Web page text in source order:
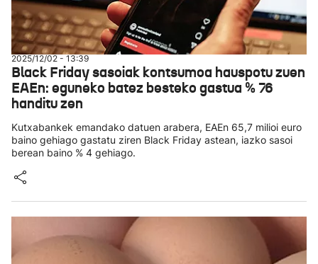
2025/12/02 - 13:39
Black Friday sasoiak kontsumoa hauspotu zuen
EAEn: eguneko batez besteko gastua % 76
handitu zen
Kutxabankek emandako datuen arabera, EAEn 65,7 milioi euro
baino gehiago gastatu ziren Black Friday astean, iazko sasoi
berean baino % 4 gehiago.